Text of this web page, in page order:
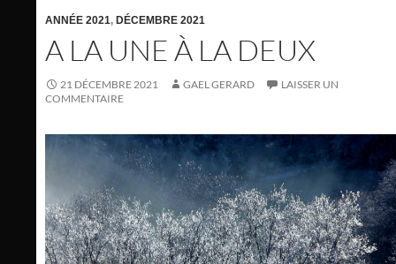
ANNÉE 2021, DÉCEMBRE 2021
A LA UNE À LA DEUX
21 DÉCEMBRE 2021 GAEL GERARD
LAISSER UN
COMMENTAIRE